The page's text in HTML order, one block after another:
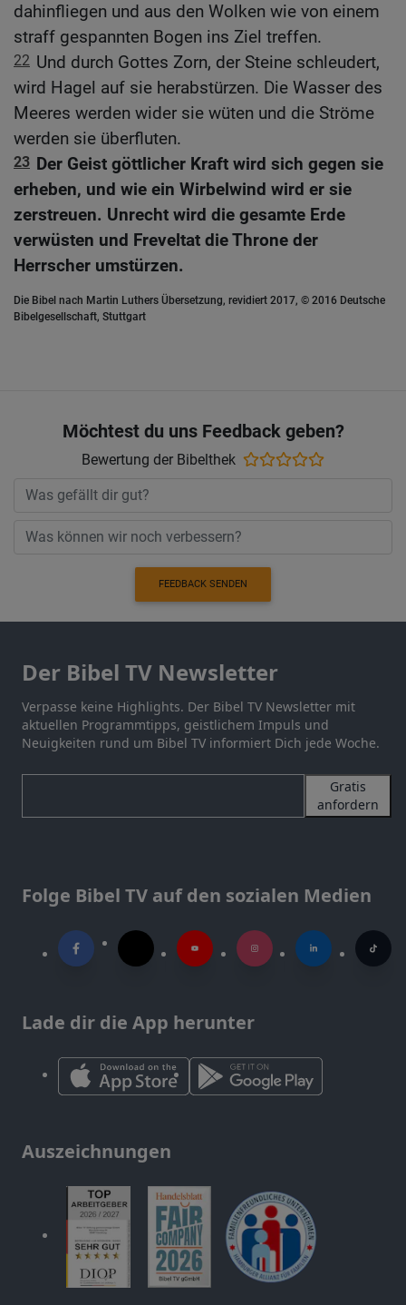
dahinfliegen und aus den Wolken wie von einem
straff gespannten Bogen ins Ziel treffen.
22 Und durch Gottes Zorn, der Steine schleudert,
wird Hagel auf sie herabstürzen. Die Wasser des
Meeres werden wider sie wüten und die Ströme
werden sie überfluten.
23 Der Geist göttlicher Kraft wird sich gegen sie
erheben, und wie ein Wirbelwind wird er sie
zerstreuen. Unrecht wird die gesamte Erde
verwüsten und Freveltat die Throne der
Herrscher umstürzen.
Die Bibel nach Martin Luthers Übersetzung, revidiert 2017, © 2016 Deutsche
Bibelgesellschaft, Stuttgart
Möchtest du uns Feedback geben?
Bewertung der Bibelthek
FEEDBACK SENDEN
Der Bibel TV Newsletter
Verpasse keine Highlights. Der Bibel TV Newsletter mit
aktuellen Programmtipps, geistlichem Impuls und
Neuigkeiten rund um Bibel TV informiert Dich jede Woche.
Gratis
anfordern
Folge Bibel TV auf den sozialen Medien
Lade dir die App herunter
Auszeichnungen